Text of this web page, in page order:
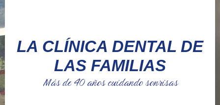
LA CLÍNICA DENTAL DE
LAS FAMILIAS
Más de 40 años cuidando sonrisas